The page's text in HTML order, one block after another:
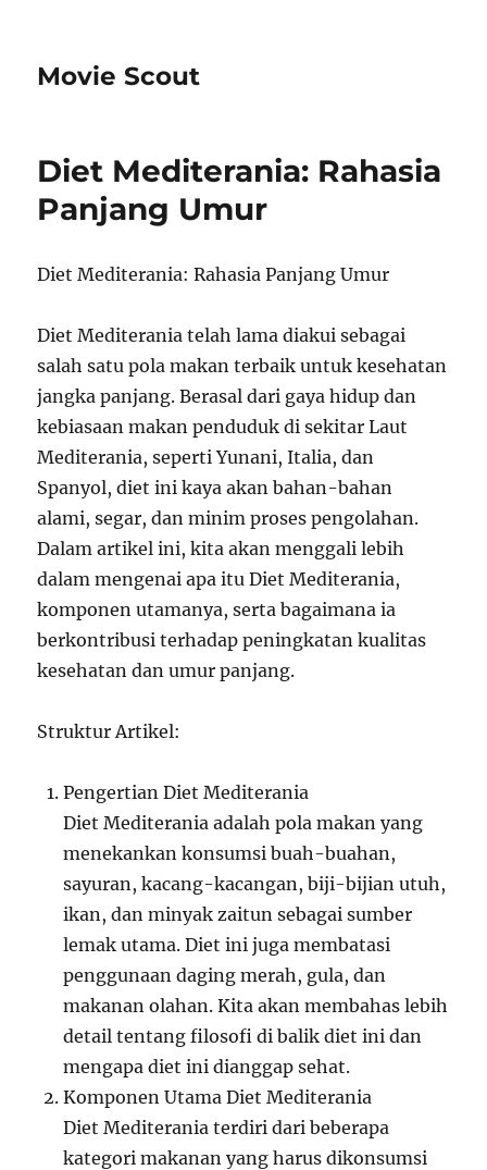
Movie Scout
Diet Mediterania: Rahasia
Panjang Umur
Diet Mediterania: Rahasia Panjang Umur
Diet Mediterania telah lama diakui sebagai
salah satu pola makan terbaik untuk kesehatan
jangka panjang. Berasal dari gaya hidup dan
kebiasaan makan penduduk di sekitar Laut
Mediterania, seperti Yunani, Italia, dan
Spanyol, diet ini kaya akan bahan-bahan
alami, segar, dan minim proses pengolahan.
Dalam artikel ini, kita akan menggali lebih
dalam mengenai apa itu Diet Mediterania,
komponen utamanya, serta bagaimana ia
berkontribusi terhadap peningkatan kualitas
kesehatan dan umur panjang.
Struktur Artikel:
Pengertian Diet Mediterania
Diet Mediterania adalah pola makan yang
menekankan konsumsi buah-buahan,
sayuran, kacang-kacangan, biji-bijian utuh,
ikan, dan minyak zaitun sebagai sumber
lemak utama. Diet ini juga membatasi
penggunaan daging merah, gula, dan
makanan olahan. Kita akan membahas lebih
detail tentang filosofi di balik diet ini dan
mengapa diet ini dianggap sehat.
Komponen Utama Diet Mediterania
Diet Mediterania terdiri dari beberapa
kategori makanan yang harus dikonsumsi